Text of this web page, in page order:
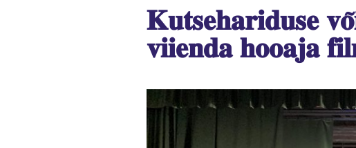
𝐊𝐮𝐭𝐬𝐞𝐡𝐚𝐫𝐢𝐝𝐮𝐬𝐞
𝐯𝐢𝐢𝐞𝐧𝐝𝐚 𝐡𝐨𝐨𝐚𝐣𝐚